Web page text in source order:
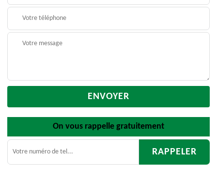
On vous rappelle gratuitement